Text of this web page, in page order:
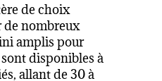
de choix
nombreux
amplis pour
disponibles à
allant de 30 à